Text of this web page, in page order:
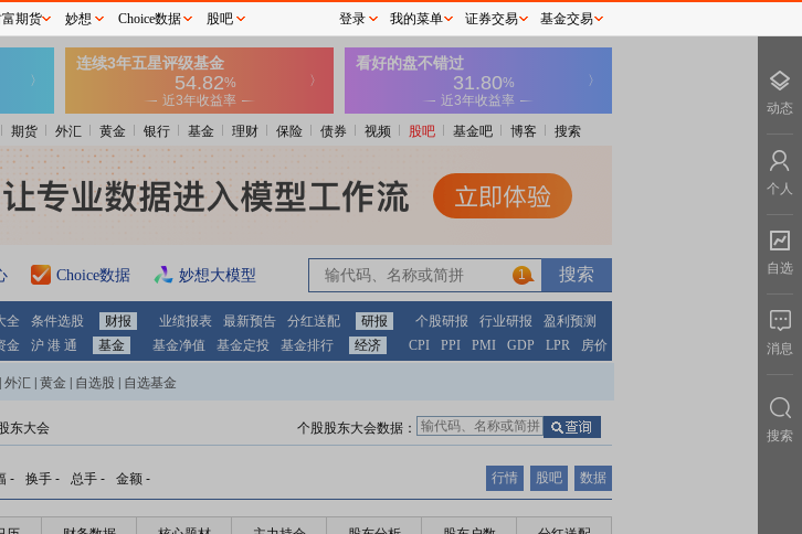
期货 外汇 黄金 银行 基金 理财 保险 债券 视频 股吧 基金吧 博客 搜索
Choice数据 妙想大模型 1
全 条件选股 财报 业绩报表 最新预告 分红送配 研报 个股研报 行业研报
盈利预测
金 沪 港 通 基金 基金净值 基金定投 基金排行 经济 CPI PPI PMI GDP LPR 房价
外汇 黄金 自选股 自选基金
东大会 个股股东大会数据：
- 换手 - 总手 - 金额 - 行情 股吧 数据
期货 妙想 Choice数据 股吧 登录 我的菜单 证券交易 基金交易
动态
个人
自选
消息
搜索